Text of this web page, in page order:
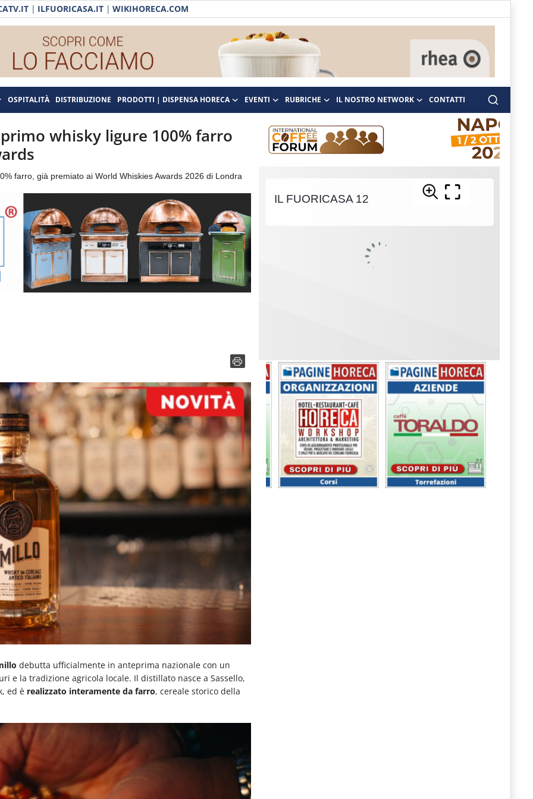
| ILFUORICASA.IT | WIKIHORECA.COM
OSPITALITÀ DISTRIBUZIONE PRODOTTI | DISPENSA HORECA EVENTI RUBRICHE IL NOSTRO NETWORK CONTATTI
whisky ligure 100% farro
farro, già premiato ai World Whiskies Awards 2026 di Londra
debutta ufficialmente in anteprima nazionale con un
e la tradizione agricola locale. Il distillato nasce a Sassello,
ed è realizzato interamente da farro, cereale storico della